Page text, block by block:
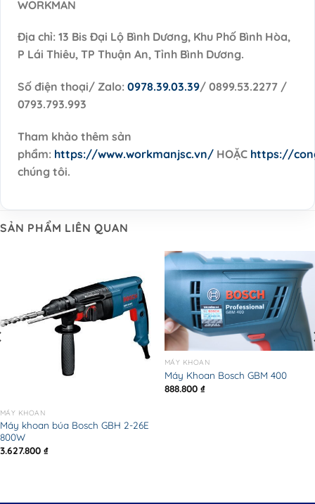
WORKMAN
Địa chỉ: 13 Bis Đại Lộ Bình Dương, Khu Phố Bình Hòa,
P Lái Thiêu, TP Thuận An, Tỉnh Bình Dương.
Số điện thoại/ Zalo: 0978.39.03.39/ 0899.53.2277 /
0793.793.993
Tham khảo thêm sản
phẩm: https://www.workmanjsc.vn/ HOẶC https://
chúng tôi.
SẢN PHẨM LIÊN QUAN
MÁY KHOAN
Máy khoan búa Bosch GBH 2-26E
800W
3.627.800 ₫
MÁY KHOAN
Máy Khoan Bosch GBM 400
888.800 ₫